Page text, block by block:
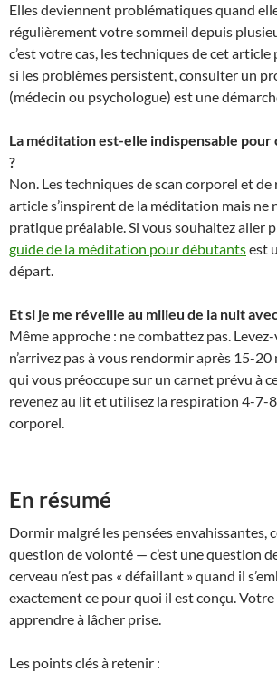
Elles deviennent problématiques quand
régulièrement votre sommeil depuis
c’est votre cas, les techniques de cet
si les problèmes persistent, consulter un
(médecin ou psychologue) est une
La méditation est-elle indispensable pour
?
Non. Les techniques de scan corporel et
article s’inspirent de la méditation mais ne
pratique préalable. Si vous souhaitez aller
guide de la méditation pour débutantsest
départ.
Et si je me réveille au milieu de la nuit
Même approche : ne combattez pas.
n’arrivez pas à vous rendormir après 15-
qui vous préoccupe sur un carnet prévu à
revenez au lit et utilisez la respiration 4-7-8
corporel.
En résumé
Dormir malgré les pensées envahissantes,
question de volonté — c’est une question
cerveau n’est pas « défaillant » quand il
exactement ce pour quoi il est conçu. Votre
apprendre à lâcher prise.
Les points clés à retenir :